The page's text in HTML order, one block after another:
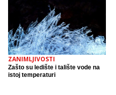
ZANIMLJIVOSTI
Zašto su ledište i talište vode na
istoj temperaturi